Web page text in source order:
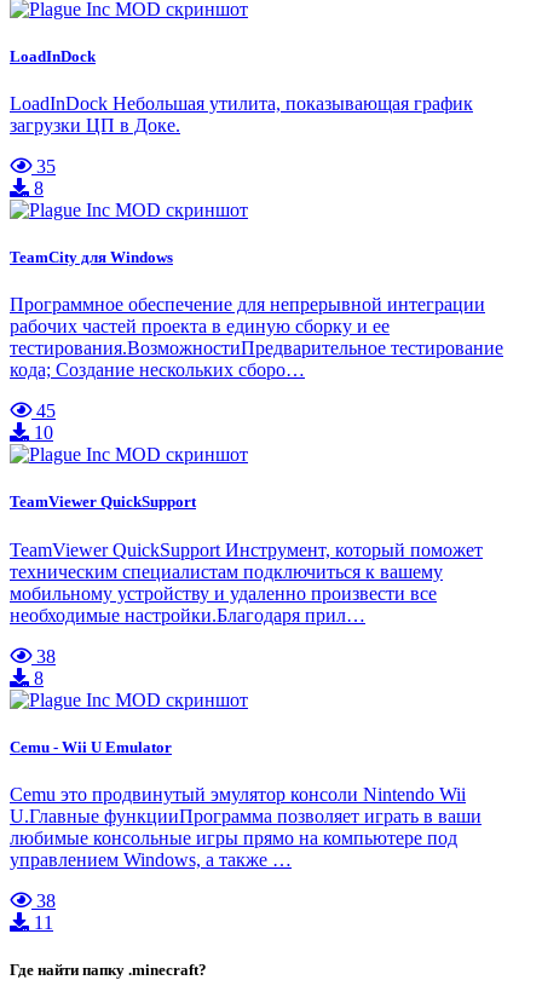
LoadInDock
LoadInDock Небольшая утилита, показывающая график
загрузки ЦП в Доке.
35
8
TeamCity для Windows
Программное обеспечение для непрерывной интеграции
рабочих частей проекта в единую сборку и ее
тестирования.ВозможностиПредварительное тестирование
кода; Создание нескольких сборо…
45
10
TeamViewer QuickSupport
TeamViewer QuickSupport Инструмент, который поможет
техническим специалистам подключиться к вашему
мобильному устройству и удаленно произвести все
необходимые настройки.Благодаря прил…
38
8
Cemu - Wii U Emulator
Cemu это продвинутый эмулятор консоли Nintendo Wii
U.Главные функцииПрограмма позволяет играть в ваши
любимые консольные игры прямо на компьютере под
управлением Windows, а также …
38
11
Где найти папку .minecraft?